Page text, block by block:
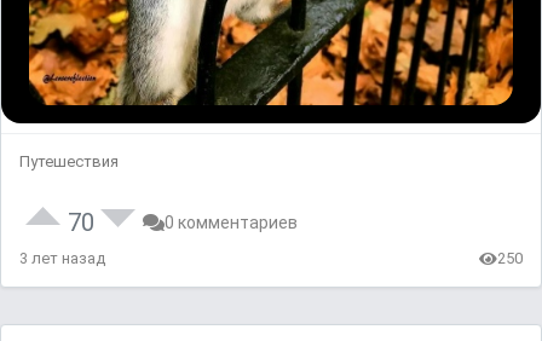
Путешествия
70 0 комментариев
3 лет назад 250